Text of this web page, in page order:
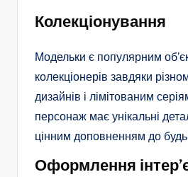
Колекціонування
Модельки є популярним
колекціонерів завдяки
дизайнів і лімітованим
персонаж має унікальні
цінним доповненням до
Оформлення